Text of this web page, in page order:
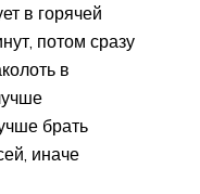
в горячей
потом сразу
в
брать
иначе